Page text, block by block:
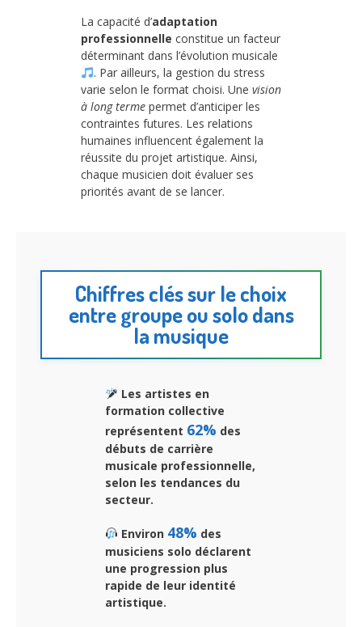
La capacité d’adaptation
professionnelle constitue un facteur
déterminant dans l’évolution musicale
. Par ailleurs, la gestion du stress
varie selon le format choisi. Une vision
à long terme permet d’anticiper les
contraintes futures. Les relations
humaines influencent également la
réussite du projet artistique. Ainsi,
chaque musicien doit évaluer ses
priorités avant de se lancer.
Chiffres clés sur le choix
entre groupe ou solo dans
la musique
Les artistes en
formation collective
représentent 62% des
débuts de carrière
musicale professionnelle,
selon les tendances du
secteur.
Environ 48% des
musiciens solo déclarent
une progression plus
rapide de leur identité
artistique.